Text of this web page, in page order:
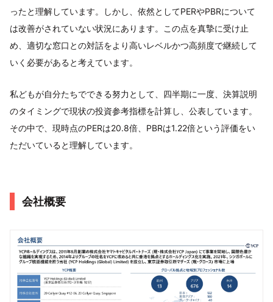
ったと理解しています。しかし、依然としてPERやPBRについて
は改善がされていない状況にあります。この点を真摯に受け止
め、適切な窓口との対話をより高いレベルかつ高頻度で継続して
いく必要があると考えています。
私どもが自分たちでできる努力として、四半期に一度、決算説明
のタイミングで現状の投資参考指標を計算し、公表しています。
その中で、現時点のPERは20.8倍、PBRは1.22倍という評価をい
ただいていると理解しています。
会社概要